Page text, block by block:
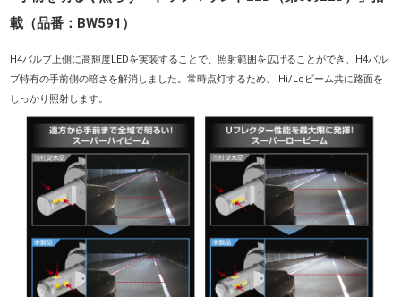
載（品番：BW591）
H4バルブ上側に高輝度LEDを実装することで、照射範囲を広げることができ、H4バル
ブ特有の手前側の暗さを解消しました。常時点灯するため、 Hi/Loビーム共に路面を
しっかり照射します。